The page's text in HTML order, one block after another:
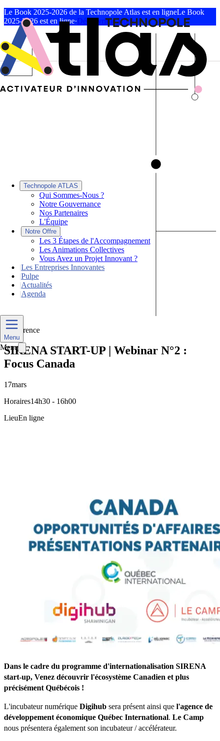
Le Book 2025-2026 de la Technopole Atlas est en ligneLe Book
2025-2026 est en ligne·Découvrir le Book
Technopole ATLAS
Qui Sommes-Nous ?
Notre Gouvernance
Nos Partenaires
L'Équipe
|
Notre Offre
Les 3 Étapes de l'Accompagnement
Les Animations Collectives
Vous Avez un Projet Innovant ?
|Les Entreprises Innovantes
|Pulpe
|Actualités
|Agenda
Menu
Menu
Conférence
SIRENA START-UP | Webinar N°2 :
Focus Canada
17mars
Horaires14h30 - 16h00
LieuEn ligne
Dans le cadre du programme d'internationalisation SIRENA
start-up, Venez découvrir l'écosystème Canadien et plus
précisément Québécois !
L'incubateur numérique Digihub sera présent ainsi que l'agence de
développement économique Québec International. Le Camp
nous présentera également son incubateur / accélérateur.